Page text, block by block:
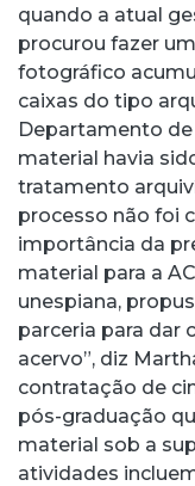
quando a atual
procurou fazer
fotográfico
caixas do tipo
Departamento de
material havia
tratamento
processo não foi
importância da
material para a
unespiana,
parceria para dar
acervo”, diz
contratação de
pós-graduação
material sob a
atividades